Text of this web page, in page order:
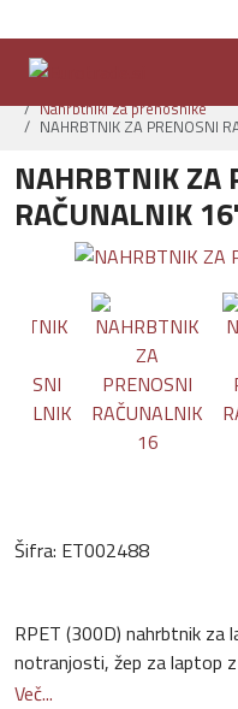
Nahrbtniki za prenosnike
NAHRBTNIK ZA PRENOSNI
NAHRBTNIK ZA
RAČUNALNIK
Šifra: ET002488
RPET (300D) nahrbtnik za
notranjosti, žep za laptop z
zadrgo. Vhod USB-A ob
Več...